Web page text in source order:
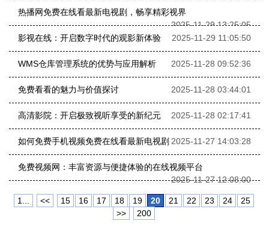
热播网免费在线看最新电视剧，畅享精彩视界
2025-11-29 13:25:05
影视在线：开启数字时代的观影新体验
2025-11-29 11:05:50
WMS仓库管理系统的优势与应用解析 2025-11-28 09:52:36
免费看看的魅力与价值探讨 2025-11-28 03:44:01
高清影院：开启极致视听享受的新纪元 2025-11-28 02:17:41
如何免费手机视频免费在线看最新电视剧 2025-11-27 14:03:28
免费视频网：丰富资源与便捷体验的在线视频平台
2025-11-27 12:08:00
1... << 15 16 17 18 19 20 21 22 23 24
25
>>
200